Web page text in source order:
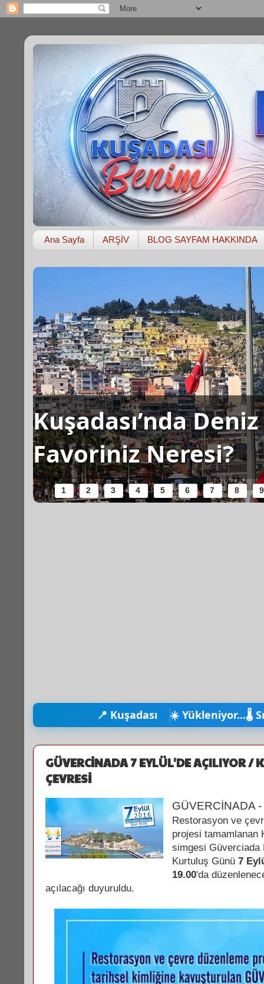
Ana Sayfa ARŞİV BLOG SAYFAM HAKKINDA
Kuşadası’nda
Favoriniz Neresi?
1 2 3 4 5 6 7 8 9
📍 Kuşadası ☀️ Yükleniyor...🌡️
GÜVERCİNADA 7 EYLÜL'DE AÇILIYOR /
ÇEVRESİ
GÜVERCİNADA
Restorasyon ve
projesi tamamlanan
simgesi Güverciada
Kurtuluş Günü 7
19.00'da
açılacağı duyuruldu.